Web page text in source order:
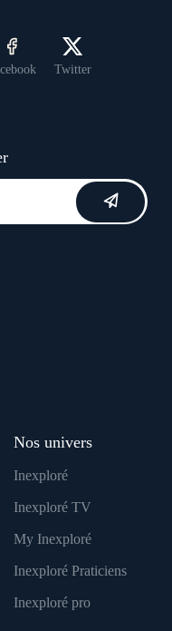
Twitter
Nos univers
Inexploré
Inexploré TV
My Inexploré
Inexploré Praticiens
Inexploré pro